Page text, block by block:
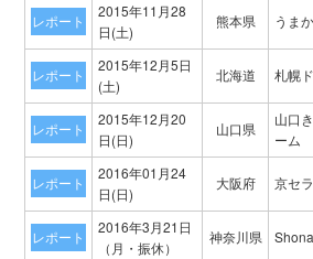
レポート
2015年11月28
日(土)
熊本県 うま
レポート
2015年12月5日
(土)
北海道 札幌
レポート
2015年12月20
日(日)
山口県
山口
ーム
レポート
2016年01月24
日(日)
大阪府 京セ
レポート
2016年3月21日
（月・振休）
神奈川県